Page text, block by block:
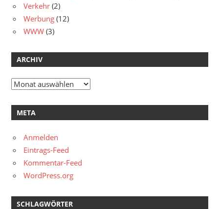
Verkehr (2)
Werbung (12)
WWW (3)
ARCHIV
Archiv
META
Anmelden
Eintrags-Feed
Kommentar-Feed
WordPress.org
SCHLAGWÖRTER